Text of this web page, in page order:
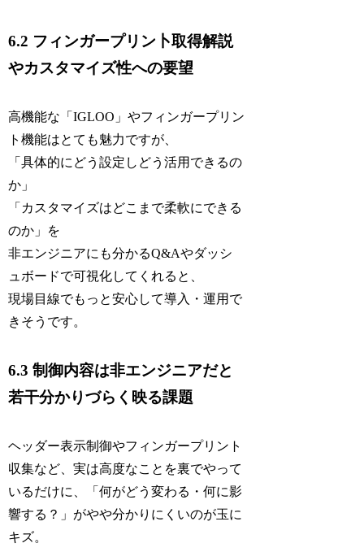
6.2 フィンガープリン卜取得解説
やカスタマイズ性への要望
高機能な「IGLOO」やフィンガープリン
ト機能はとても魅力ですが、
「具体的にどう設定しどう活用できるの
か」
「カスタマイズはどこまで柔軟にできる
のか」を
非エンジニアにも分かるQ&Aやダッシ
ュボードで可視化してくれると、
現場目線でもっと安心して導入・運用で
きそうです。
6.3 制御内容は非エンジニアだと
若干分かりづらく映る課題
ヘッダー表示制御やフィンガープリント
収集など、実は高度なことを裏でやって
いるだけに、「何がどう変わる・何に影
響する？」がやや分かりにくいのが玉に
キズ。